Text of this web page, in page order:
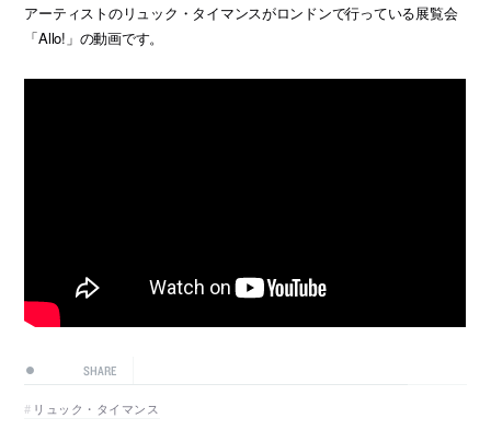
アーティストのリュック・タイマンスがロンドンで行っている展覧会
「Allo!」の動画です。
SHARE
リュック・タイマンス